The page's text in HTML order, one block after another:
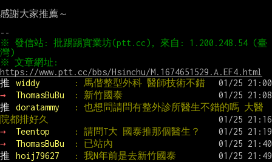
感謝大家推薦～
※ 發信站: 批踢踢實業坊(ptt.cc), 來自: 1.200.248.54 (臺
https://www.ptt.cc/bbs/Hsinchu/M.1674651529.A.EF4.html
推
widdy
: 馬偕整型外科 醫師技術不錯
→
ThomasBuBu
: 新竹國泰
推
doratammy
: 也想問請問有整外診所醫生不錯的嗎 大醫
院都排好久
→
Teentop
: 請問T大 國泰推那個醫生？
→
ThomasBuBu
: 已站內
推
hoij79627
: 我N年前是去新竹國泰